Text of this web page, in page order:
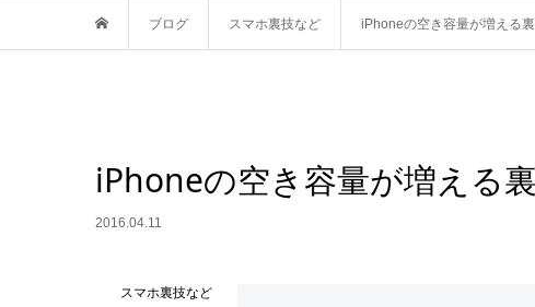
ブログ スマホ裏技など iPhoneの空き容量が増える
iPhoneの空き容量が増える
2016.04.11
スマホ裏技など